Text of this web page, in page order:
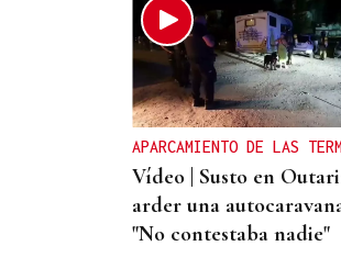
APARCAMIENTO DE LAS
Vídeo | Susto en
arder una
"No contestaba nadie"